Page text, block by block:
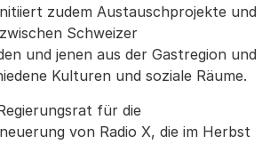
zudem Austauschprojekte und
Schweizer
und jenen aus der Gastregion und
Kulturen und soziale Räume.
für die
von Radio X, die im Herbst